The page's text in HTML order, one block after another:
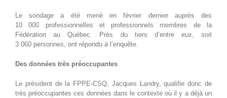
Le sondage a été mené en février dernier auprès des
10 000 professionnelles et professionnels membres de la
Fédération au Québec. Près du tiers d’entre eux, soit
3 060 personnes, ont répondu à l’enquête.
Des données très préoccupantes
Le président de la FPPE-CSQ, Jacques Landry, qualifie donc de
très préoccupantes ces données dans le contexte où il y a déjà un